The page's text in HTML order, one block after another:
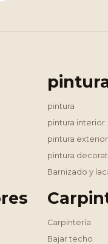
pintura
pintura interior
pintura exterior
pintura
Barnizado y
Carpintería
Bajar techo